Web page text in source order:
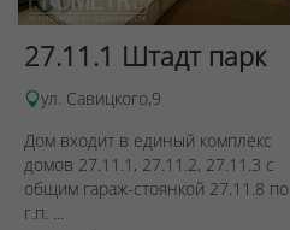
27.11.1 Штадт парк
ул. Савицкого,9
Дом входит в единый комплекс
домов 27.11.1, 27.11.2, 27.11.3 с
общим гараж-стоянкой 27.11.8 по
г.п. ...